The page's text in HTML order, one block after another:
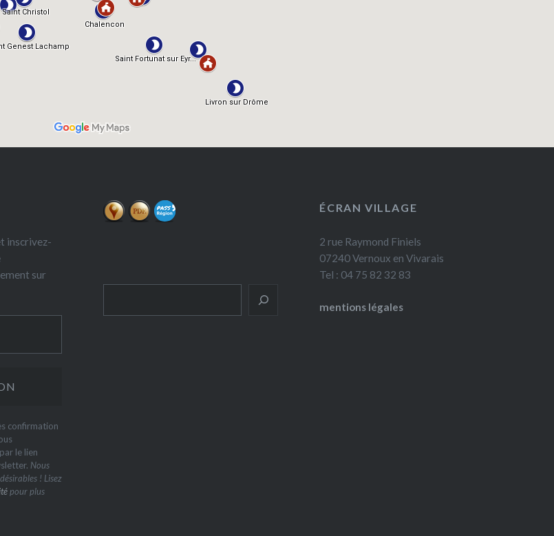
inscrivez-
sur
confirmation
le lien
Nous
! Lisez
pour plus
ÉCRAN VILLAGE
2 rue Raymond Finiels
07240 Vernoux en Vivarais
Tel : 04 75 82 32 83
mentions légales